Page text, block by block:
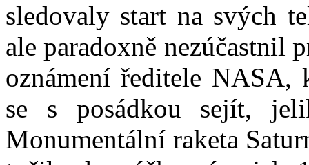
sledovaly start na svých
ale paradoxně nezúčastnil
oznámení ředitele NASA,
se s posádkou sejít,
Monumentální raketa